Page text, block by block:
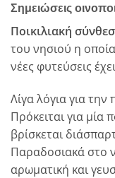
Σημειώσεις
Ποικιλιακή
του νησιού η
νέες φυτεύσεις
Λίγα λόγια για
Πρόκειται για μία
βρίσκεται
Παραδοσιακά στο
αρωματική και